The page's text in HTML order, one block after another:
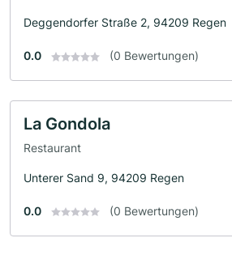
Deggendorfer Straße 2, 94209 Regen
0.0 (0 Bewertungen)
La Gondola
Restaurant
Unterer Sand 9, 94209 Regen
0.0 (0 Bewertungen)